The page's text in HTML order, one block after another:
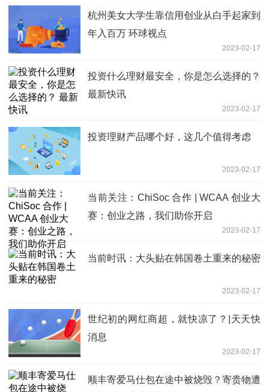
杭州美女大学生靠信用创业从白手起家到
年入百万 环球视点
2023-02-17
投资什么理财最安全，你是怎么选择的？
最新快讯
2023-02-17
投资理财产品哪个好，这几个值得考虑
2023-02-17
当前关注：ChiSoc 合作 | WCAA 创业大
赛：创业之路，我们助你开启
2023-02-17
当前时讯：大头贴在韩国卷土重来的秘密
2023-02-17
世纪初的网红商超，就快凉了？|天天快
消息
2023-02-17
顺丰寄爱马仕包在途中被烧毁？寄贵物遭